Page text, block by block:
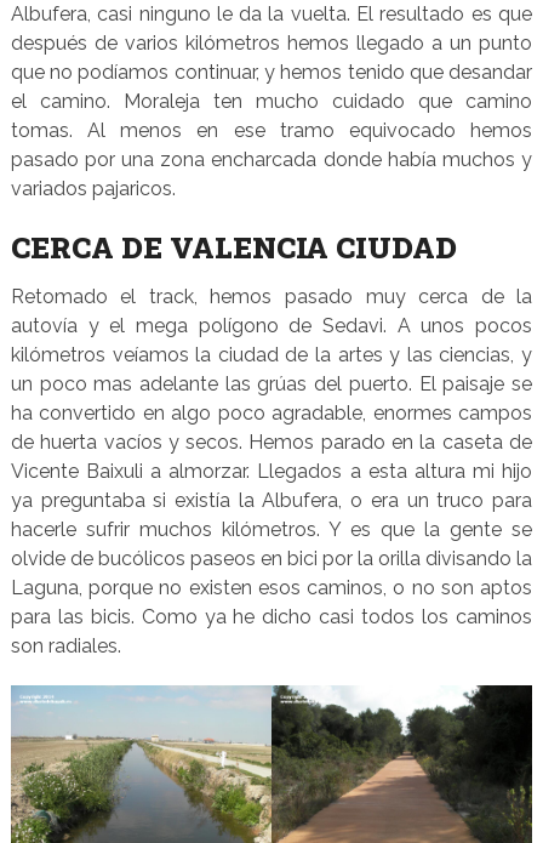
Albufera, casi ninguno le da la vuelta. El resultado es que
después de varios kilómetros hemos llegado a un punto
que no podíamos continuar, y hemos tenido que desandar
el camino. Moraleja ten mucho cuidado que camino
tomas. Al menos en ese tramo equivocado hemos
pasado por una zona encharcada donde había muchos y
variados pajaricos.
CERCA DE VALENCIA CIUDAD
Retomado el track, hemos pasado muy cerca de la
autovía y el mega polígono de Sedavi. A unos pocos
kilómetros veíamos la ciudad de la artes y las ciencias, y
un poco mas adelante las grúas del puerto. El paisaje se
ha convertido en algo poco agradable, enormes campos
de huerta vacíos y secos. Hemos parado en la caseta de
Vicente Baixuli a almorzar. Llegados a esta altura mi hijo
ya preguntaba si existía la Albufera, o era un truco para
hacerle sufrir muchos kilómetros. Y es que la gente se
olvide de bucólicos paseos en bici por la orilla divisando la
Laguna, porque no existen esos caminos, o no son aptos
para las bicis. Como ya he dicho casi todos los caminos
son radiales.